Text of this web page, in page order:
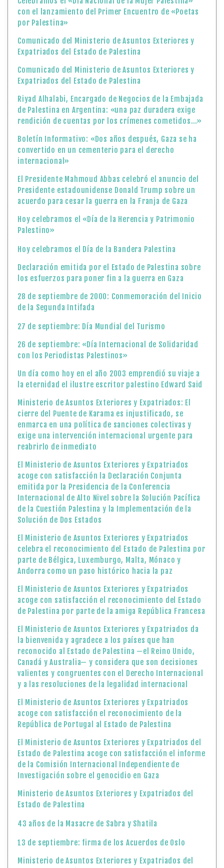
con el lanzamiento del Primer Encuentro de «Poetas
por Palestina»
Comunicado del Ministerio de Asuntos Exteriores y
Expatriados del Estado de Palestina
Comunicado del Ministerio de Asuntos Exteriores y
Expatriados del Estado de Palestina
Riyad Alhalabi, Encargado de Negocios de la Embajada
de Palestina en Argentina: «una paz duradera exige
rendición de cuentas por los crímenes cometidos…»
Boletín Informativo: «Dos años después, Gaza se ha
convertido en un cementerio para el derecho
internacional»
El Presidente Mahmoud Abbas celebró el anuncio del
Presidente estadounidense Donald Trump sobre un
acuerdo para cesar la guerra en la Franja de Gaza
Hoy celebramos el «Día de la Herencia y Patrimonio
Palestino»
Hoy celebramos el Día de la Bandera Palestina
Declaración emitida por el Estado de Palestina sobre
los esfuerzos para poner fin a la guerra en Gaza
28 de septiembre de 2000: Conmemoración del Inicio
de la Segunda Intifada
27 de septiembre: Día Mundial del Turismo
26 de septiembre: «Día Internacional de Solidaridad
con los Periodistas Palestinos»
Un día como hoy en el año 2003 emprendió su viaje a
la eternidad el ilustre escritor palestino Edward Said
Ministerio de Asuntos Exteriores y Expatriados: El
cierre del Puente de Karama es injustificado, se
enmarca en una política de sanciones colectivas y
exige una intervención internacional urgente para
reabrirlo de inmediato
El Ministerio de Asuntos Exteriores y Expatriados
acoge con satisfacción la Declaración Conjunta
emitida por la Presidencia de la Conferencia
Internacional de Alto Nivel sobre la Solución Pacífica
de la Cuestión Palestina y la Implementación de la
Solución de Dos Estados
El Ministerio de Asuntos Exteriores y Expatriados
celebra el reconocimiento del Estado de Palestina por
parte de Bélgica, Luxemburgo, Malta, Mónaco y
Andorra como un paso histórico hacia la paz
El Ministerio de Asuntos Exteriores y Expatriados
acoge con satisfacción el reconocimiento del Estado
de Palestina por parte de la amiga República Francesa
El Ministerio de Asuntos Exteriores y Expatriados da
la bienvenida y agradece a los países que han
reconocido al Estado de Palestina —el Reino Unido,
Canadá y Australia— y considera que son decisiones
valientes y congruentes con el Derecho Internacional
y a las resoluciones de la legalidad internacional
El Ministerio de Asuntos Exteriores y Expatriados
acoge con satisfacción el reconocimiento de la
República de Portugal al Estado de Palestina
El Ministerio de Asuntos Exteriores y Expatriados del
Estado de Palestina acoge con satisfacción el informe
de la Comisión Internacional Independiente de
Investigación sobre el genocidio en Gaza
Ministerio de Asuntos Exteriores y Expatriados del
Estado de Palestina
43 años de la Masacre de Sabra y Shatila
13 de septiembre: firma de los Acuerdos de Oslo
Ministerio de Asuntos Exteriores y Expatriados del